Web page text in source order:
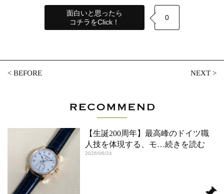
面白いと思ったら
コチラをClick！
0
<BEFORE NEXT>
【生誕200周年】最高峰のドイツ職
人技を体現する、モ…続きを読む
2026/06/24